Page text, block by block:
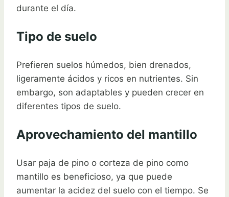
durante el día.
Tipo de suelo
Prefieren suelos húmedos, bien drenados,
ligeramente ácidos y ricos en nutrientes. Sin
embargo, son adaptables y pueden crecer en
diferentes tipos de suelo.
Aprovechamiento del mantillo
Usar paja de pino o corteza de pino como
mantillo es beneficioso, ya que puede
aumentar la acidez del suelo con el tiempo. Se